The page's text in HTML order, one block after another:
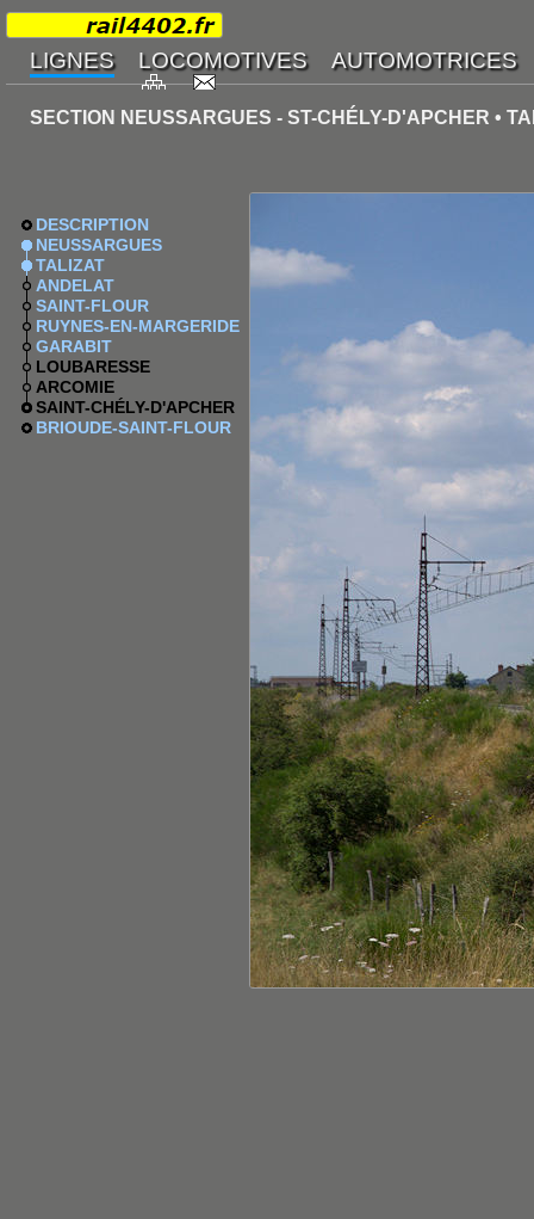
SECTION NEUSSARGUES - ST-CHÉLY-D'APCHER •
DESCRIPTION
NEUSSARGUES
TALIZAT
ANDELAT
SAINT-FLOUR
RUYNES-EN-MARGERIDE
GARABIT
LOUBARESSE
ARCOMIE
SAINT-CHÉLY-D'APCHER
BRIOUDE-SAINT-FLOUR